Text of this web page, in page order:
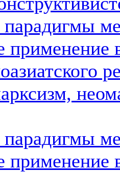
применение
применение